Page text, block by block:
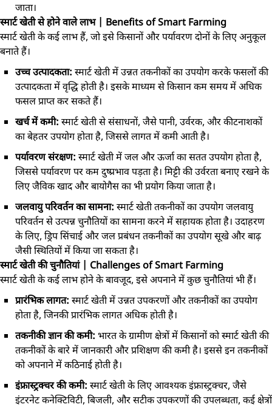
जाता।
स्मार्ट खेती से होने वाले लाभ | Benefits of Smart Farming
स्मार्ट खेती के कई लाभ हैं, जो इसे किसानों और पर्यावरण दोनों के लिए अनुकूल
बनाते हैं।
उच्च उत्पादकता: स्मार्ट खेती में उन्नत तकनीकों का उपयोग करके फसलों की
उत्पादकता में वृद्धि होती है। इसके माध्यम से किसान कम समय में अधिक
फसल प्राप्त कर सकते हैं।
खर्च में कमी: स्मार्ट खेती से संसाधनों, जैसे पानी, उर्वरक, और कीटनाशकों
का बेहतर उपयोग होता है, जिससे लागत में कमी आती है।
पर्यावरण संरक्षण: स्मार्ट खेती में जल और ऊर्जा का सतत उपयोग होता है,
जिससे पर्यावरण पर कम दुष्प्रभाव पड़ता है। मिट्टी की उर्वरता बनाए रखने के
लिए जैविक खाद और बायोगैस का भी प्रयोग किया जाता है।
जलवायु परिवर्तन का सामना: स्मार्ट खेती तकनीकों का उपयोग जलवायु
परिवर्तन से उत्पन्न चुनौतियों का सामना करने में सहायक होता है। उदाहरण
के लिए, ड्रिप सिंचाई और जल प्रबंधन तकनीकों का उपयोग सूखे और बाढ़
जैसी स्थितियों में किया जा सकता है।
स्मार्ट खेती की चुनौतियां | Challenges of Smart Farming
स्मार्ट खेती के कई लाभ होने के बावजूद, इसे अपनाने में कुछ चुनौतियां भी हैं।
प्रारंभिक लागत: स्मार्ट खेती में उन्नत उपकरणों और तकनीकों का उपयोग
होता है, जिनकी प्रारंभिक लागत अधिक होती है।
तकनीकी ज्ञान की कमी: भारत के ग्रामीण क्षेत्रों में किसानों को स्मार्ट खेती की
तकनीकों के बारे में जानकारी और प्रशिक्षण की कमी है। इससे इन तकनीकों
को अपनाने में कठिनाई होती है।
इंफ्रास्ट्रक्चर की कमी: स्मार्ट खेती के लिए आवश्यक इंफ्रास्ट्रक्चर, जैसे
इंटरनेट कनेक्टिविटी, बिजली, और सटीक उपकरणों की उपलब्धता, कई क्षेत्रों